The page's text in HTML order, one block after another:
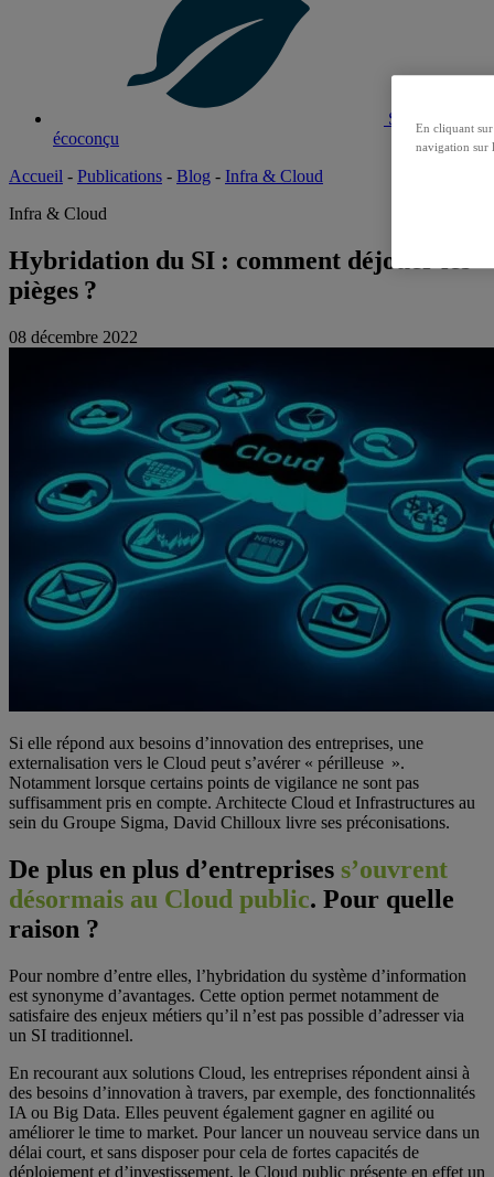
Site
écoconçu
Accueil - Publications - Blog - Infra & Cloud
Infra & Cloud
Hybridation du SI : comment déjouer les
pièges ?
08 décembre 2022
Si elle répond aux besoins d’innovation des entreprises, une
externalisation vers le Cloud peut s’avérer « périlleuse ».
Notamment lorsque certains points de vigilance ne sont pas
suffisamment pris en compte. Architecte Cloud et Infrastructures au
sein du Groupe Sigma, David Chilloux livre ses préconisations.
De plus en plus d’entreprises s’ouvrent
désormais au Cloud public. Pour quelle
raison ?
Pour nombre d’entre elles, l’hybridation du système d’information
est synonyme d’avantages. Cette option permet notamment de
satisfaire des enjeux métiers qu’il n’est pas possible d’adresser via
un SI traditionnel.
En recourant aux solutions Cloud, les entreprises répondent ainsi à
des besoins d’innovation à travers, par exemple, des fonctionnalités
IA ou Big Data. Elles peuvent également gagner en agilité ou
améliorer le time to market. Pour lancer un nouveau service dans un
délai court, et sans disposer pour cela de fortes capacités de
déploiement et d’investissement, le Cloud public présente en effet un
En cliquant
navigation sur